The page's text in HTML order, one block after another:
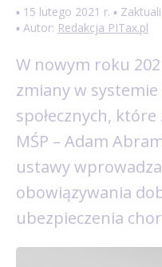
▪ 15 lutego 2021 r. ▪
▪ Autor: Redakcja PITax.pl
W nowym roku
zmiany w
społecznych,
MŚP – Adam
ustawy
obowiązywania
ubezpieczenia